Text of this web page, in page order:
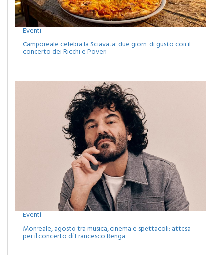
Eventi
Camporeale celebra la Sciavata: due giorni di gusto con il
concerto dei Ricchi e Poveri
Eventi
Monreale, agosto tra musica, cinema e spettacoli: attesa
per il concerto di Francesco Renga